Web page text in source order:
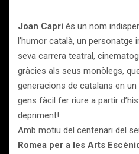
Joan Capri és un nom
l’humor català, un personatge
seva carrera teatral,
gràcies als seus monòlegs,
generacions de catalans en
gens fàcil fer riure a partir
depriment!
Amb motiu del centenari del
Romea per a les Arts